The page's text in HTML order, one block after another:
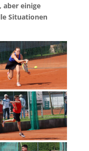
einige
Situationen